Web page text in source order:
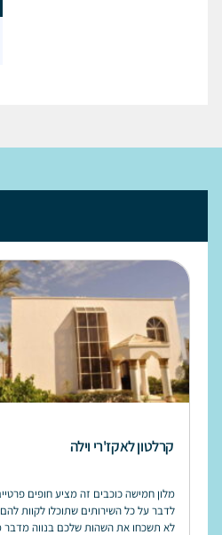
קרלטון לאקז'רי וילה
מלון חמישה כוכבים זה מציע חופים
לדבר על כל השירותים שתוכלו לקוות להם
לא תשכחו את השהות שלכם בנווה מדבר